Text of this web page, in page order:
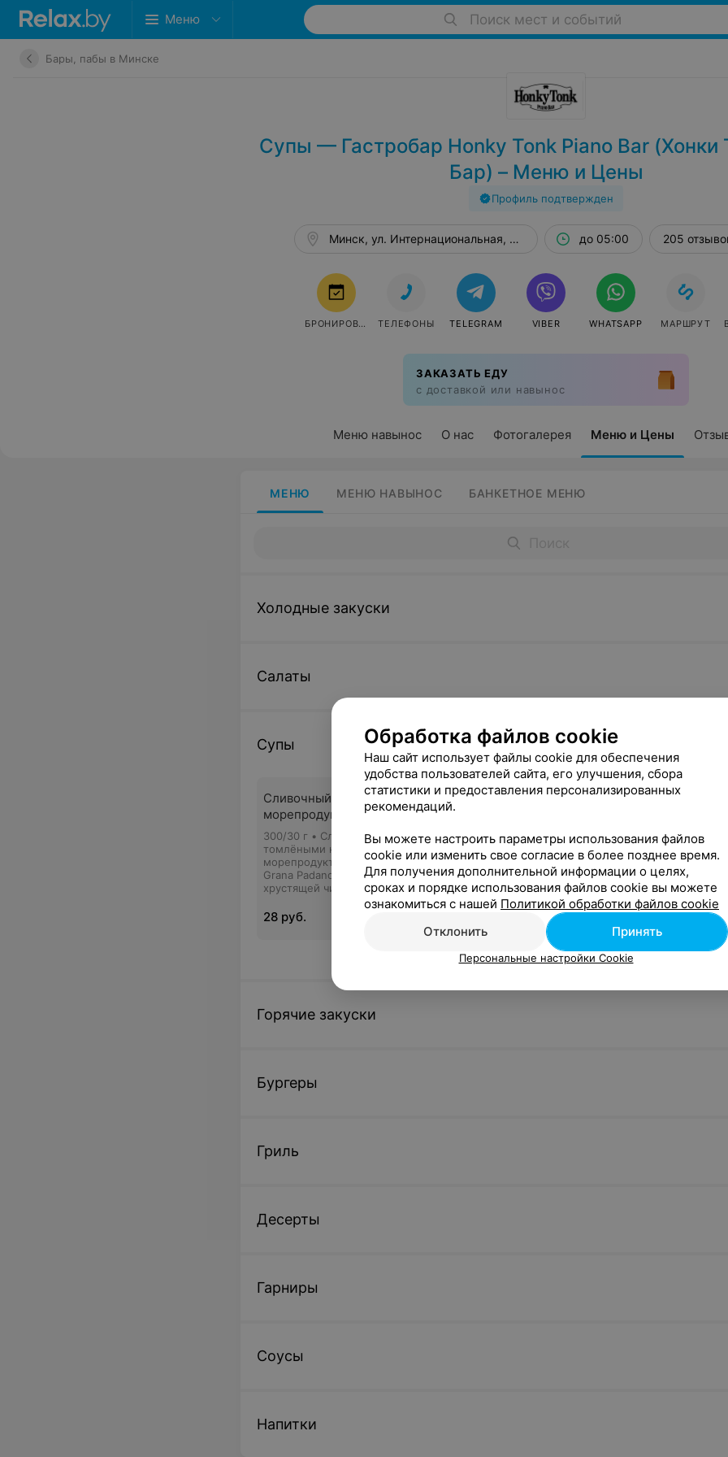
Меню Поиск мест и событий
Бары, пабы в Минске
Супы — Гастробар Honky Tonk Piano Bar (Хонки
Бар) – Меню и Цены
Профиль подтвержден
Меню навынос О нас Фотогалерея Меню и Цены
Минск, ул. Интернациональная, 25а до 05:00 205
БРОНИРОВАТЬ ТЕЛЕФОНЫ TELEGRAM VIBER WHATSAPP МАРШРУТ
ЗАКАЗАТЬ ЕДУ
с доставкой или навынос
МЕНЮ МЕНЮ НАВЫНОС БАНКЕТНОЕ МЕНЮ
Холодные закуски
Салаты
Супы
Сливочный суп с
морепродуктами
300/30 г • Сливочный суп с
томлёными на белом вине
морепродуктами, с сыром
Grana Padano. Подаём с
хрустящей чиабаттой на гриле.
28 руб.
Солянка мясная
320/30/30/40 г • Классический
мясной суп. Подаем с копченой
сметаной, ржаной чесночной
чиабаттой и шотом томатной
настойки.
Холодник
320/100/20 г
холодник
картофелем
20 руб.
Горячие закуски
Бургеры
Гриль
Десерты
Гарниры
Соусы
Напитки
Обработка файлов cookie
Наш сайт использует файлы cookie для обеспечения
удобства пользователей сайта, его улучшения, сбора
статистики и предоставления персонализированных
рекомендаций.
Вы можете настроить параметры использования файлов
cookie или изменить свое согласие в более позднее время.
Для получения дополнительной информации о целях,
сроках и порядке использования файлов cookie вы можете
ознакомиться с нашей Политикой обработки файлов cookie
Отклонить
Принять
Персональные настройки Cookie